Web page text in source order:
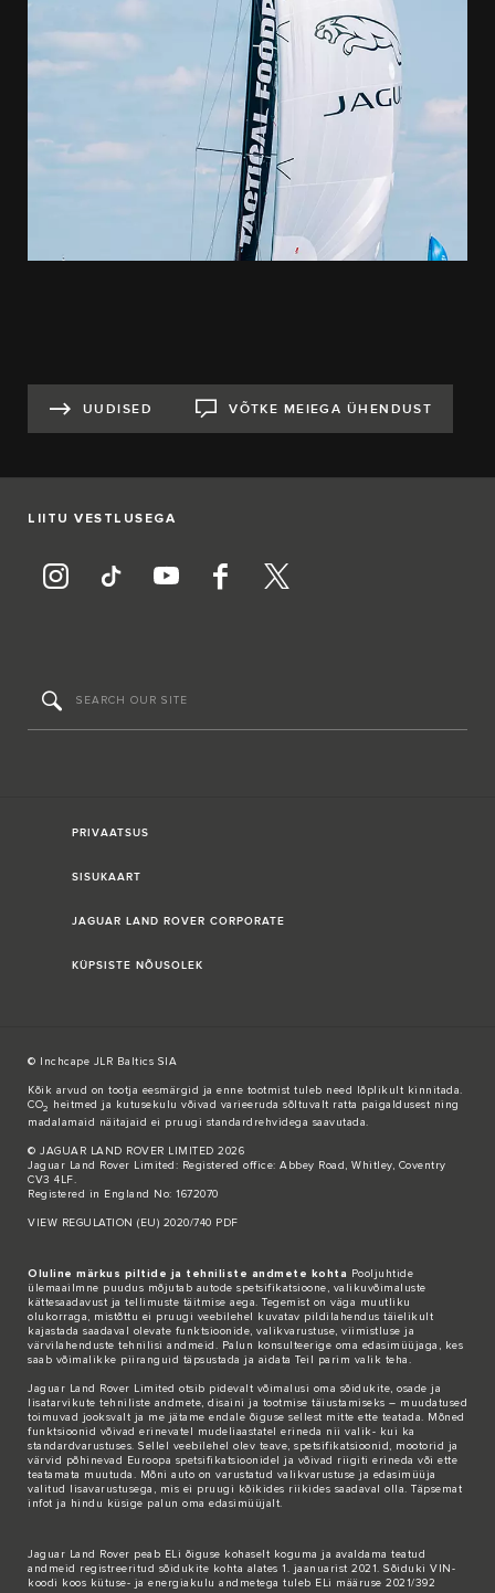
UUDISED VÕTKE MEIEGA ÜHENDUST
LIITU VESTLUSEGA
PRIVAATSUS
SISUKAART
JAGUAR LAND ROVER CORPORATE
KÜPSISTE NÕUSOLEK
© Inchcape JLR Baltics SIA
Kõik arvud on tootja eesmärgid ja enne tootmist tuleb need lõplikult kinnitada.
CO2
heitmed ja kutusekulu võivad varieeruda sõltuvalt ratta paigaldusest ning
madalamaid näitajaid ei pruugi standardrehvidega saavutada.
© JAGUAR LAND ROVER LIMITED 2026
Jaguar Land Rover Limited: Registered office: Abbey Road, Whitley, Coventry
CV3 4LF.
Registered in England No: 1672070
VIEW REGULATION (EU) 2020/740 PDF
Oluline märkus piltide ja tehniliste andmete kohta Pooljuhtide
ülemaailmne puudus mõjutab autode spetsifikatsioone, valikuvõimaluste
kättesaadavust ja tellimuste täitmise aega. Tegemist on väga muutliku
olukorraga, mistõttu ei pruugi veebilehel kuvatav pildilahendus täielikult
kajastada saadaval olevate funktsioonide, valikvarustuse, viimistluse ja
värvilahenduste tehnilisi andmeid. Palun konsulteerige oma edasimüüjaga, kes
saab võimalikke piiranguid täpsustada ja aidata Teil parim valik teha.
Jaguar Land Rover Limited otsib pidevalt võimalusi oma sõidukite, osade ja
lisatarvikute tehniliste andmete, disaini ja tootmise täiustamiseks – muudatused
toimuvad jooksvalt ja me jätame endale õiguse sellest mitte ette teatada. Mõned
funktsioonid võivad erinevatel mudeliaastatel erineda nii valik- kui ka
standardvarustuses. Sellel veebilehel olev teave, spetsifikatsioonid, mootorid ja
värvid põhinevad Euroopa spetsifikatsioonidel ja võivad riigiti erineda või ette
teatamata muutuda. Mõni auto on varustatud valikvarustuse ja edasimüüja
valitud lisavarustusega, mis ei pruugi kõikides riikides saadaval olla. Täpsemat
infot ja hindu küsige palun oma edasimüüjalt.
Jaguar Land Rover peab ELi õiguse kohaselt koguma ja avaldama teatud
andmeid registreeritud sõidukite kohta alates 1. jaanuarist 2021. Sõiduki VIN-
koodi koos kütuse- ja energiakulu andmetega tuleb ELi määruse 2021/392